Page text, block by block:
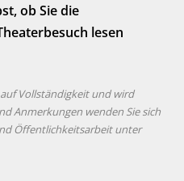
ob Sie die
lesen
Vollständigkeit und wird
Anmerkungen wenden Sie sich
Öffentlichkeitsarbeit unter